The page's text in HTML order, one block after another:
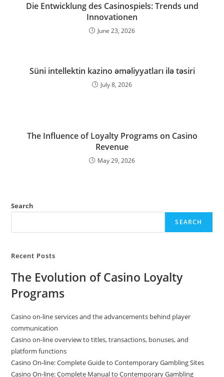
Die Entwicklung des Casinospiels: Trends und
Innovationen
June 23, 2026
Süni intellektin kazino əməliyyatları ilə təsiri
July 8, 2026
The Influence of Loyalty Programs on Casino
Revenue
May 29, 2026
Search
SEARCH
Recent Posts
The Evolution of Casino Loyalty
Programs
Casino on-line services and the advancements behind player
communication
Casino on-line overview to titles, transactions, bonuses, and
platform functions
Casino On-line: Complete Guide to Contemporary Gambling Sites
Casino On-line: Complete Manual to Contemporary Gambling